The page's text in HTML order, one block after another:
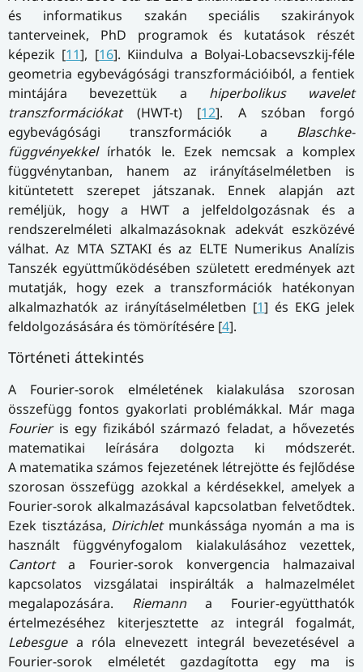
és informatikus szakán speciális szakirányok
tanterveinek, PhD programok és kutatások részét
képezik [11], [16]. Kiindulva a Bolyai-Lobacsevszkij-féle
geometria egybevágósági transzformációiból, a fentiek
mintájára bevezettük a hiperbolikus wavelet
transzformációkat(HWT-t) [12]. A szóban forgó
egybevágósági transzformációk a Blaschke-
függvényekkelírhatók le. Ezek nemcsak a komplex
függvénytanban, hanem az irányításelméletben is
kitüntetett szerepet játszanak. Ennek alapján azt
reméljük, hogy a HWT a jelfeldolgozásnak és a
rendszerelméleti alkalmazásoknak adekvát eszközévé
válhat. Az MTA SZTAKI és az ELTE Numerikus Analízis
Tanszék együttműködésében született eredmények azt
mutatják, hogy ezek a transzformációk hatékonyan
alkalmazhatók az irányításelméletben [1] és EKG jelek
feldolgozásására és tömörítésére [4].
Történeti áttekintés
A Fourier-sorok elméletének kialakulása szorosan
összefügg fontos gyakorlati problémákkal. Már maga
Fourieris egy fizikából származó feladat, a hővezetés
matematikai leírására dolgozta ki módszerét.
A matematika számos fejezetének létrejötte és fejlődése
szorosan összefügg azokkal a kérdésekkel, amelyek a
Fourier-sorok alkalmazásával kapcsolatban felvetődtek.
Ezek tisztázása, Dirichletmunkássága nyomán a ma is
használt függvényfogalom kialakulásához vezettek,
Cantorta Fourier-sorok konvergencia halmazaival
kapcsolatos vizsgálatai inspirálták a halmazelmélet
megalapozására. Riemanna Fourier-együtthatók
értelmezéséhez kiterjesztette az integrál fogalmát,
Lebesguea róla elnevezett integrál bevezetésével a
Fourier-sorok elméletét gazdagította egy ma is